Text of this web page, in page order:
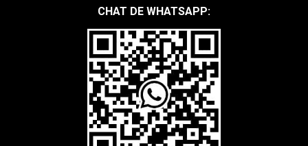
CHAT DE WHATSAPP: